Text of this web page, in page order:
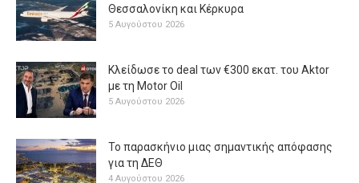
Θεσσαλονίκη και Κέρκυρα
5 Αυγούστου 2026
Κλείδωσε το deal των €300 εκατ. του Aktor
με τη Μotor Oil
5 Αυγούστου 2026
Το παρασκήνιο μιας σημαντικής απόφασης
για τη ΔΕΘ
4 Αυγούστου 2026